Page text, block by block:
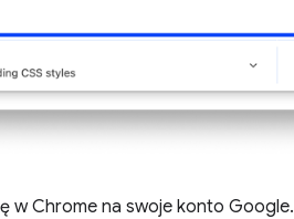
w Chrome na swoje konto Google.